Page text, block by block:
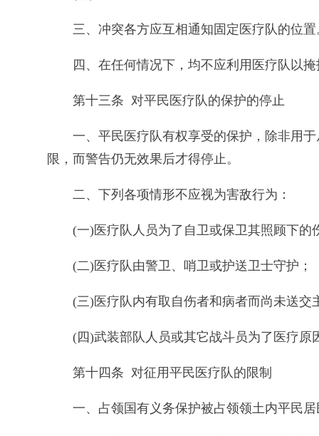
三、冲突各方应互相通知固定医疗队的位
四、在任何情况下，均不应利用医疗队以
第十三条 对平民医疗队的保护的停止
一、平民医疗队有权享受的保护，除非用
限，而警告仍无效果后才得停止。
二、下列各项情形不应视为害敌行为：
(一)医疗队人员为了自卫或保卫其照顾下的
(二)医疗队由警卫、哨卫或护送卫士守护；
(三)医疗队内有取自伤者和病者而尚未送交
(四)武装部队人员或其它战斗员为了医疗原
第十四条 对征用平民医疗队的限制
一、占领国有义务保护被占领领土内平民